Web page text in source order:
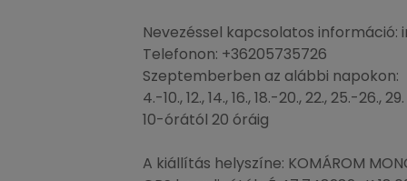
Nevezéssel kapcsolatos információ:
Telefonon: +36205735726
Szeptemberben az alábbi napokon:
4.-10., 12., 14., 16., 18.-20., 22., 25.-26., 29.
10-órától 20 óráig
A kiállítás helyszíne: KOMÁROM